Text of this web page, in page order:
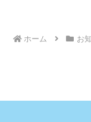
ホーム お